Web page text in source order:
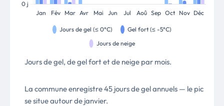
Jours de gel, de gel fort et de neige par mois.
La commune enregistre 45 jours de gel annuels — le pic
se situe autour de janvier.